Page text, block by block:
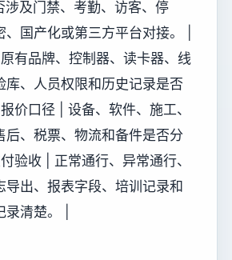
涉及门禁、考勤、访客、停
国产化或第三方平台对接。 |
有品牌、控制器、读卡器、线
库、人员权限和历史记录是否
价口径 | 设备、软件、施工、
后、税票、物流和备件是否分
验收 | 正常通行、异常通行、
导出、报表字段、培训记录和
清楚。 |